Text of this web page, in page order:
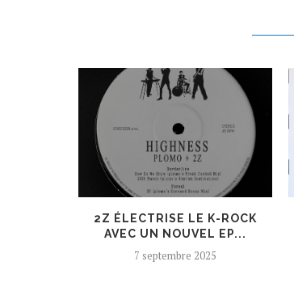
2Z ÉLECTRISE LE K-ROCK
AVEC UN NOUVEL EP...
7 septembre 2025